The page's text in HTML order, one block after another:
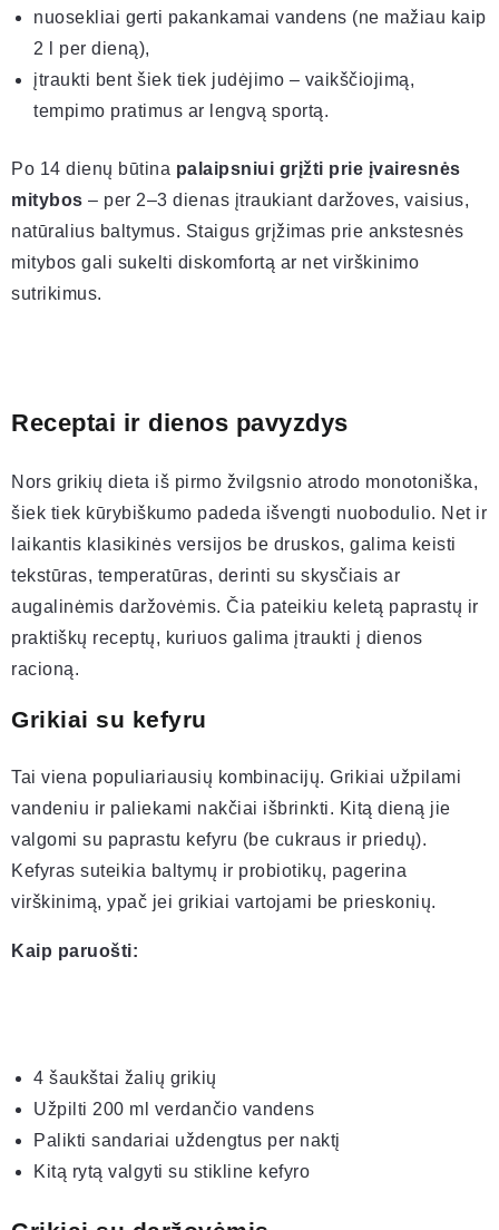
nuosekliai gerti pakankamai vandens (ne mažiau kaip
2 l per dieną),
įtraukti bent šiek tiek judėjimo – vaikščiojimą,
tempimo pratimus ar lengvą sportą.
Po 14 dienų būtina palaipsniui grįžti prie įvairesnės
mitybos – per 2–3 dienas įtraukiant daržoves, vaisius,
natūralius baltymus. Staigus grįžimas prie ankstesnės
mitybos gali sukelti diskomfortą ar net virškinimo
sutrikimus.
Receptai ir dienos pavyzdys
Nors grikių dieta iš pirmo žvilgsnio atrodo monotoniška,
šiek tiek kūrybiškumo padeda išvengti nuobodulio. Net ir
laikantis klasikinės versijos be druskos, galima keisti
tekstūras, temperatūras, derinti su skysčiais ar
augalinėmis daržovėmis. Čia pateikiu keletą paprastų ir
praktiškų receptų, kuriuos galima įtraukti į dienos
racioną.
Grikiai su kefyru
Tai viena populiariausių kombinacijų. Grikiai užpilami
vandeniu ir paliekami nakčiai išbrinkti. Kitą dieną jie
valgomi su paprastu kefyru (be cukraus ir priedų).
Kefyras suteikia baltymų ir probiotikų, pagerina
virškinimą, ypač jei grikiai vartojami be prieskonių.
Kaip paruošti:
4 šaukštai žalių grikių
Užpilti 200 ml verdančio vandens
Palikti sandariai uždengtus per naktį
Kitą rytą valgyti su stikline kefyro